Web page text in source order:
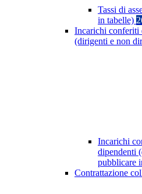
Tassi di
in tabelle)
Incarichi conferiti
(dirigenti e non
Incarichi
dipendenti
pubblicare
Contrattazione